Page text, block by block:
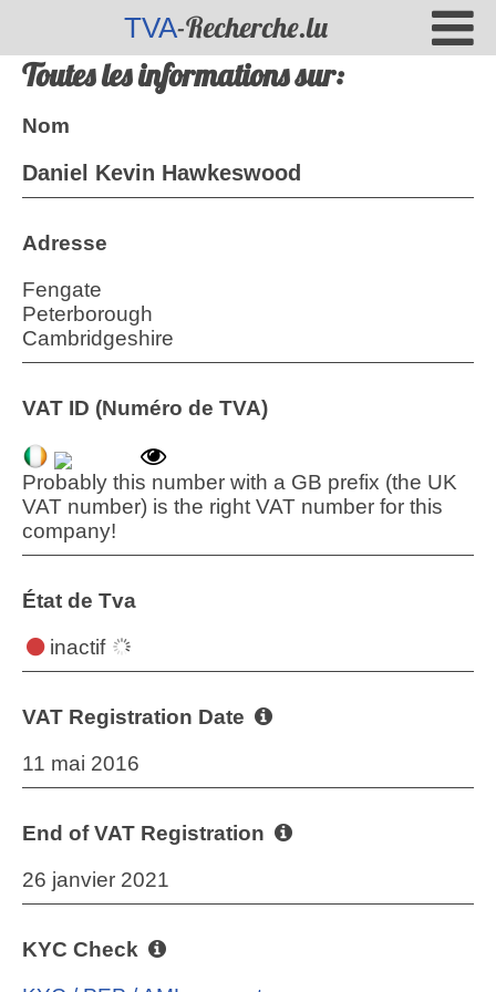
TVA-Recherche.lu
Toutes les informations sur:
Nom
Daniel Kevin Hawkeswood
Adresse
Fengate
Peterborough
Cambridgeshire
VAT ID (Numéro de TVA)
Probably this number with a GB prefix (the UK
VAT number) is the right VAT number for this
company!
État de Tva
inactif
VAT Registration Date
11 mai 2016
End of VAT Registration
26 janvier 2021
KYC Check